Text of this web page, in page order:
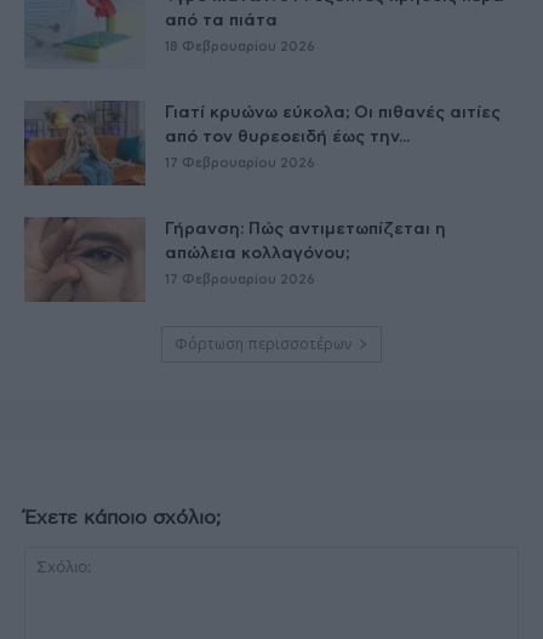
από τα πιάτα
18 Φεβρουαρίου 2026
Γιατί κρυώνω εύκολα; Οι πιθανές αιτίες
από τον θυρεοειδή έως την...
17 Φεβρουαρίου 2026
Γήρανση: Πώς αντιμετωπίζεται η
απώλεια κολλαγόνου;
17 Φεβρουαρίου 2026
Φόρτωση περισσοτέρων
Έχετε κάποιο σχόλιο;